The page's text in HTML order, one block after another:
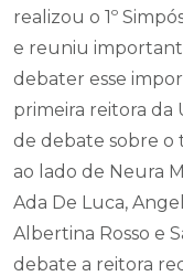
realizou o 1º
e reuniu
debater esse
primeira reitora da
de debate sobre o
ao lado de Neura
Ada De Luca,
Albertina Rosso e
debate a reitora